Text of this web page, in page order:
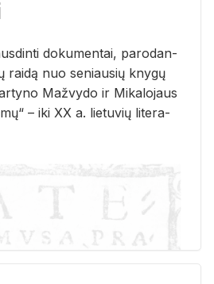
do­ku­men­tai, pa­ro­dan­
rai­dą nuo se­niau­sių kny­gų
Ma­žvy­do ir Mi­ka­lo­jaus
– iki XX a. lie­tu­vių li­te­ra­